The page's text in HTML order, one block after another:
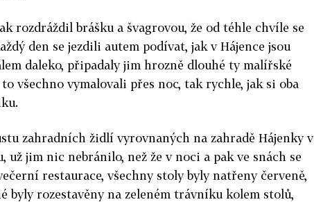
roz­dráždil brášku a švagrovou, že od téhle chvíle se
den se jezdili autem podívat, jak v Hájence jsou
daleko, připa­daly jim hrozně dlouhé ty malířské
všechno vymalovali přes noc, tak rychle, jak si oba
zahradních židlí vyrovnaných na zahradě Hájenky v
už jim nic nebránilo, než že v noci a pak ve snách se
restaurace, všechny stoly byly natřeny červeně,
byly rozestavěny na zeleném trávníku kolem stolů,